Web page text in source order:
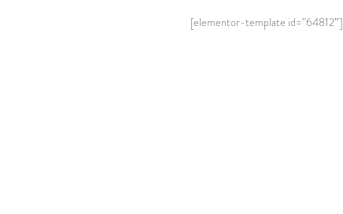
[elementor-template id=”64812″]